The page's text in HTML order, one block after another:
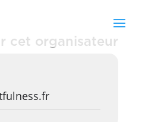
cet organisateur